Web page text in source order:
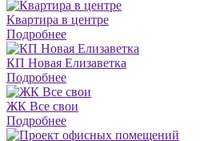
Квартира в центре
Подробнее
КП Новая Елизаветка
Подробнее
ЖК Все свои
Подробнее